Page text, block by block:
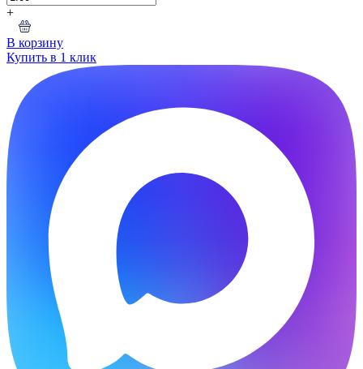
+
В корзину
Купить в 1 клик